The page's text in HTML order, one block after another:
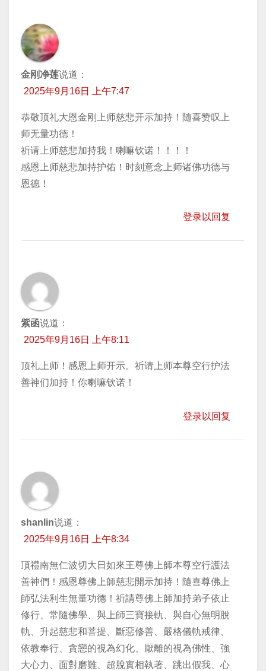
金刚净莲说道：
2025年9月16日 上午7:47
恭敬顶礼大恩金刚上师慈悲开示加持！随喜赞叹上
师无量功德！
祈请上师慈悲加持我！喇嘛钦诺！！！！
感恩上师慈悲加持护佑！时刻意念上师诸佛功德与
恩德！
登录以回复
紫函说道：
2025年9月16日 上午8:11
顶礼上师！感恩上师开示。祈请上师本尊空行护法
善神们加持！你喇嘛钦诺！
登录以回复
shanlin说道：
2025年9月16日 上午8:34
頂禮南無仁波切大日如來王尊佛上師本尊空行護法
善神們！感恩尊佛上師慈悲開示加持！隨喜尊佛上
師弘法利生無量功德！祈請尊佛上師加持弟子依止
修行、常隨佛學、與上師三寶接軌、與自心無明脫
軌、升起慈悲和菩提、斷惡修善、嚴格儀軌戒律、
依教奉行、貪戀的視為幻化、厭離的視為佛性、強
大心力、面對磨難、超脫實相執著、跳出假我、心